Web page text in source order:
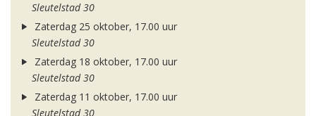
Sleutelstad 30
Zaterdag 25 oktober, 17.00 uur
Sleutelstad 30
Zaterdag 18 oktober, 17.00 uur
Sleutelstad 30
Zaterdag 11 oktober, 17.00 uur
Sleutelstad 30